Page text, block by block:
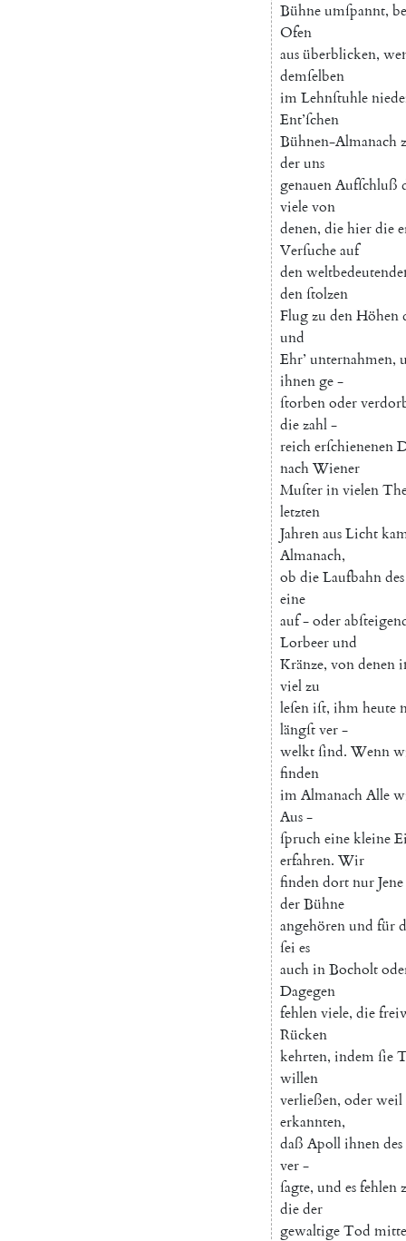
Bühneumſpannt,
Ofen
ausüberblicken,
demſelben
imLehnſtuhle
Ent’ſchen
Bühnen-Almanach
deruns
genauenAufſchluß
vielevon
denen, diehierdie
Verſucheauf
den
denſtolzen
Flugzu denHöhen
und
Ehr’unternahmen,
ihnenge-
ſtorbenoder
diezahl-
reicherſchienenen
nachWiener
Muſterinvielen
letzten
JahrenausLicht
Almanach,
ob dieLaufbahndes
eine
auf-oder
Lorbeerund
Kränze, vondenen
vielzu
leſeniſt, ihmheute
längſtver-
welktſind. Wenn
finden
imAlmanachAlle
Aus-
ſprucheinekleine
erfahren. Wir
findendortnurJene
derBühne
angehörenund für
ſei es
auchinBocholt
Dagegen
fehlenviele, die
Rücken
kehrten, indemſie
willen
verließen, oderweil
erkannten,
daß Apollihnendes
ver-
ſagte, und esfehlen
dieder
gewaltigeTod